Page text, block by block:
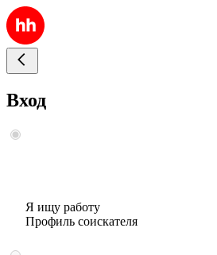
Вход
Я ищу работу
Профиль соискателя